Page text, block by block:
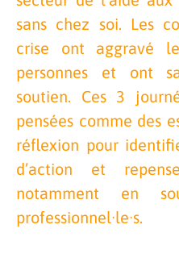
sans chez soi. Les
crise ont aggravé
personnes et ont
soutien. Ces 3
pensées comme des
réflexion pour
d’action et
notamment en
professionnel·le·s.